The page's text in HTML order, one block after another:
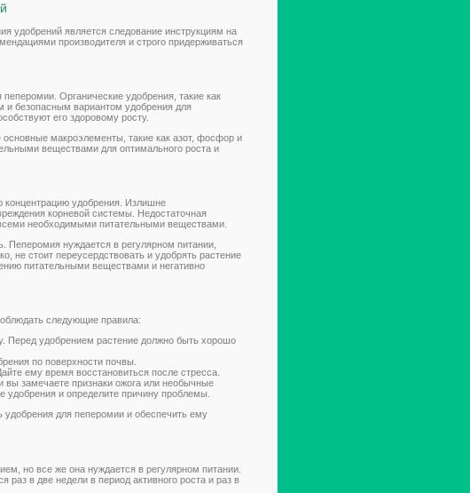
удобрений является следование инструкциям на
производителя и строго придерживаться
Органические удобрения, такие как
и безопасным вариантом удобрения для
его здоровому росту.
макроэлементы, такие как азот, фосфор и
веществами для оптимального роста и
удобрения. Излишне
корневой системы. Недостаточная
необходимыми питательными веществами.
Пеперомия нуждается в регулярном питании,
не стоит переусердствовать и удобрять растение
питательными веществами и негативно
следующие правила:
Перед удобрением растение должно быть хорошо
по поверхности почвы.
ему время восстановиться после стресса.
вы замечаете признаки ожога или необычные
удобрения и определите причину проблемы.
для пеперомии и обеспечить ему
но все же она нуждается в регулярном питании.
в две недели в период активного роста и раз в